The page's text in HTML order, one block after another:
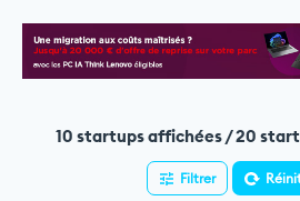
10 startups affichées / 20
Filtrer